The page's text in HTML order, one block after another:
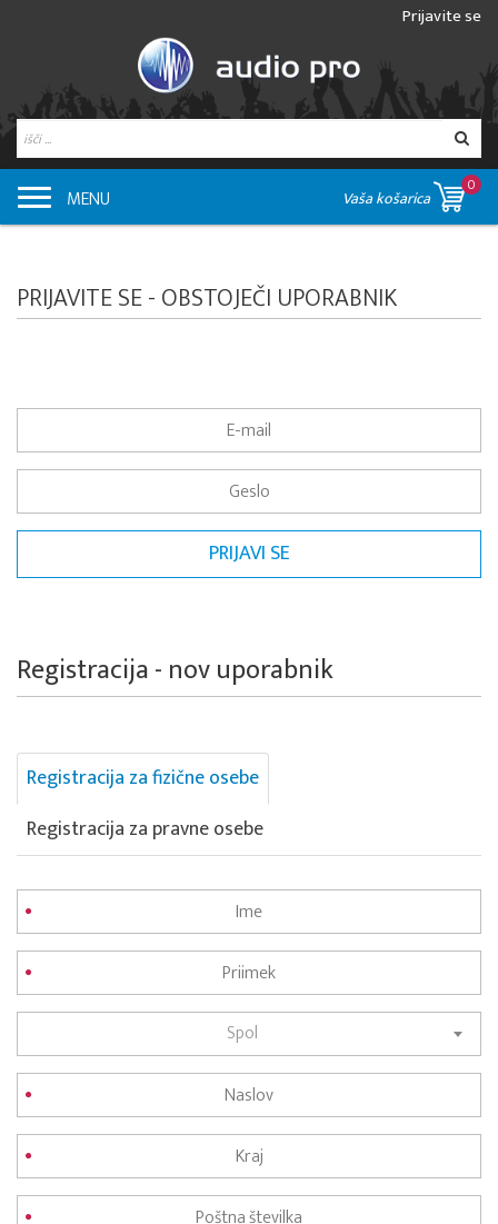
Prijavite se
MENU Vaša košarica
0
PRIJAVITE SE - OBSTOJEČI UPORABNIK
Registracija - nov uporabnik
Registracija za fizične osebe
Registracija za pravne osebe
Spol